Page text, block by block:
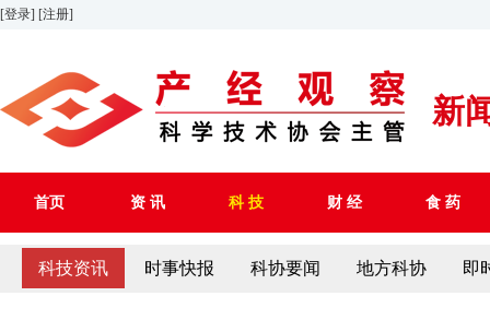
[登录] [注册]
新
首页 资 讯 科 技 财 经 食 药
科技资讯 时事快报 科协要闻 地方科协 即